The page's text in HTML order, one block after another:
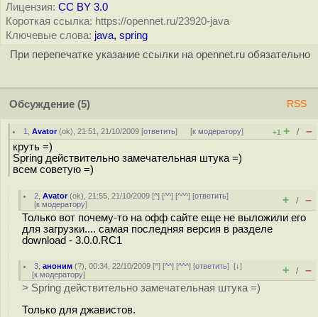
Лицензия: CC BY 3.0
Короткая ссылка: https://opennet.ru/23920-java
Ключевые слова: java, spring
При перепечатке указание ссылки на opennet.ru обязательно
Обсуждение (5) RSS
1 ,Avator(ok), 21:51, 21/10/2009 [ответить] [к модератору] +1 + / –
круть =)
Spring действительно замечательная штука =)
всем советую =)
2 ,Avator(ok), 21:55, 21/10/2009 [^] [^^] [^^^] [ответить]
[к модератору] + / –
Только вот почему-то на офф сайте еще не выложили его
для загрузки.... самая последняя версия в разделе
download - 3.0.0.RC1
3 ,аноним (?), 00:34, 22/10/2009 [^] [^^] [^^^] [ответить][↓]
[к модератору] + / –
> Spring действительно замечательная штука =)
Только для джавистов.